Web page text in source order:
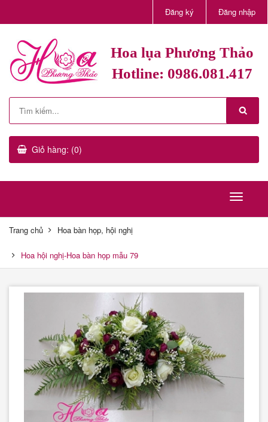
Đăng ký Đăng nhập
Hoa lụa Phương Thảo
Hotline: 0986.081.417
Giỏ hàng: (0)
Trang chủ Hoa bàn họp, hội nghị
Hoa hội nghị-Hoa bàn họp mẫu 79